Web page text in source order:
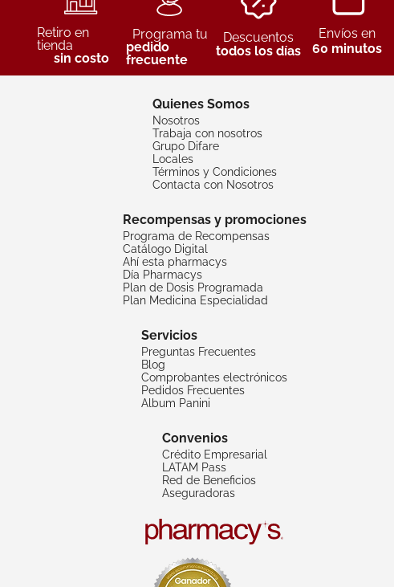
Retiro en
tienda
sin costo
Programa tu
pedido
frecuente
Descuentos
todos los días
Envíos en
60 minutos
Quienes Somos
Nosotros
Trabaja con nosotros
Grupo Difare
Locales
Términos y Condiciones
Contacta con Nosotros
Recompensas y promociones
Programa de Recompensas
Catálogo Digital
Ahí esta pharmacys
Día Pharmacys
Plan de Dosis Programada
Plan Medicina Especialidad
Servicios
Preguntas Frecuentes
Blog
Comprobantes electrónicos
Pedidos Frecuentes
Album Panini
Convenios
Crédito Empresarial
LATAM Pass
Red de Beneficios
Aseguradoras